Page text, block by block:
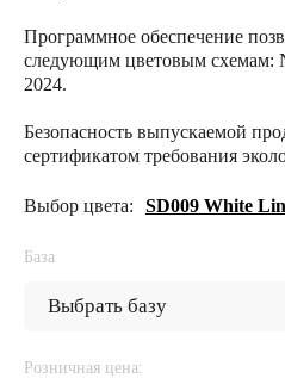
Программное обеспечение
следующим цветовым схемам:
2024.
Безопасность выпускаемой
сертификатом требования
Выбор цвета: SD009 White
База
Розничная цена: